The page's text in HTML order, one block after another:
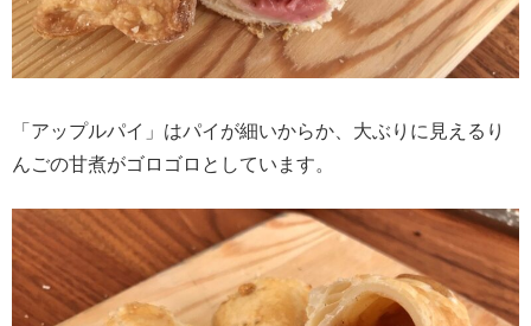
「アップルパイ」はパイが細いからか、大ぶりに見えるり
んごの甘煮がゴロゴロとしています。